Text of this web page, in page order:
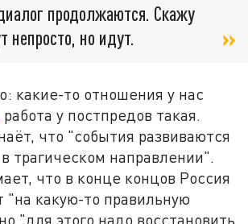
продолжаются. Скажу
непросто, но идут.
какие-то отношения у нас
работа у постпредов такая.
что "события развиваются
трагическом направлении".
что в конце концов Россия
какую-то правильную
"для этого надо восстановить